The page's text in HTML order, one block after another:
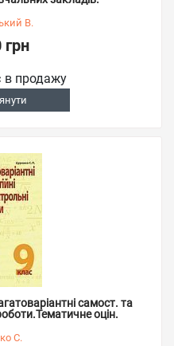
В.
грн
в продажу
самост. та
оцін.
С.